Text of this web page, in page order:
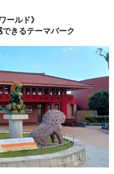
ールド》
きるテーマパーク